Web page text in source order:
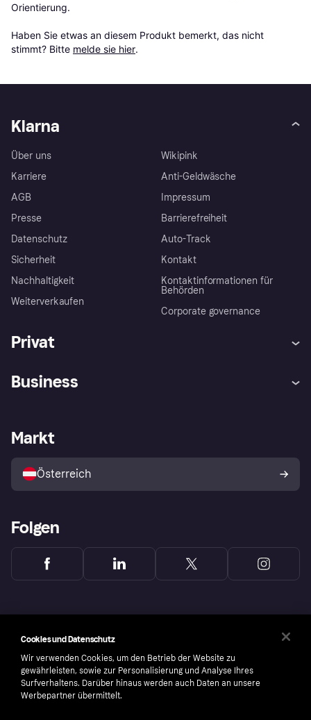
Orientierung.
Haben Sie etwas an diesem Produkt bemerkt, das nicht
stimmt? Bitte melde sie hier.
Klarna
Über uns
Karriere
AGB
Presse
Datenschutz
Sicherheit
Nachhaltigkeit
Weiterverkaufen
Wikipink
Anti-Geldwäsche
Impressum
Barrierefreiheit
Auto-Track
Kontakt
Kontaktinformationen für
Behörden
Corporate governance
Privat
Shops entdecken
Business
Händlerportal
Markt
Österreich
Folgen
Cookies und Datenschutz
Wir verwenden Cookies, um den Betrieb der Website zu
gewährleisten, sowie zur Personalisierung und Analyse Ihres
Surfverhaltens. Darüber hinaus werden auch Daten an unsere
Werbepartner übermittelt.